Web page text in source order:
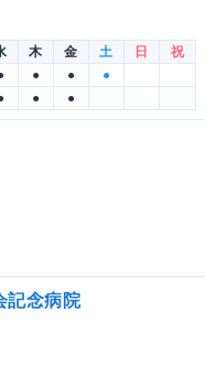
木 金 土 日
祝
● ●
●
● ●
記念病院